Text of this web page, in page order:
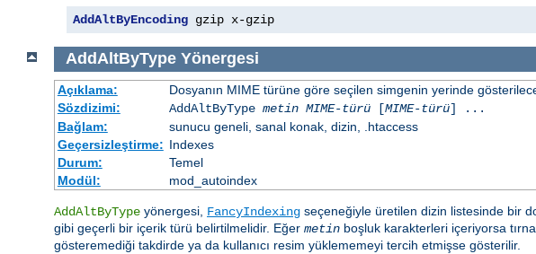
AddAltByEncoding gzip x-gzip
AddAltByType Yönergesi
Açıklama:
Dosyanın MIME türüne göre seçilen simgenin yerinde
Sözdizimi:
AddAltByType metin MIME-türü[MIME-türü] ...
Bağlam:
sunucu geneli, sanal konak, dizin, .htaccess
Geçersizleştirme: Indexes
Durum:
Temel
Modül:
mod_autoindex
AddAltByType yönergesi, FancyIndexing seçeneğiyle üretilen dizin listesinde bir
gibi geçerli bir içerik türü belirtilmelidir. Eğer metin boşluk karakterleri içeriyorsa
gösteremediği takdirde ya da kullanıcı resim yüklememeyi tercih etmişse gösterilir.